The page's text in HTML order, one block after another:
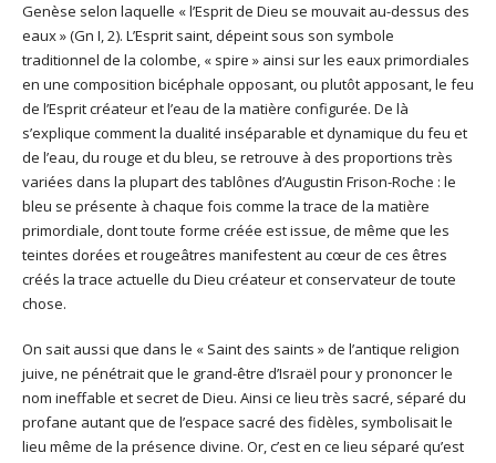
Genèse selon laquelle « l’Esprit de Dieu se mouvait au-dessus des
eaux » (Gn I, 2). L’Esprit saint, dépeint sous son symbole
traditionnel de la colombe, « spire » ainsi sur les eaux primordiales
en une composition bicéphale opposant, ou plutôt apposant, le feu
de l’Esprit créateur et l’eau de la matière configurée. De là
s’explique comment la dualité inséparable et dynamique du feu et
de l’eau, du rouge et du bleu, se retrouve à des proportions très
variées dans la plupart des tablônes d’Augustin Frison-Roche : le
bleu se présente à chaque fois comme la trace de la matière
primordiale, dont toute forme créée est issue, de même que les
teintes dorées et rougeâtres manifestent au cœur de ces êtres
créés la trace actuelle du Dieu créateur et conservateur de toute
chose.
On sait aussi que dans le « Saint des saints » de l’antique religion
juive, ne pénétrait que le grand-être d’Israël pour y prononcer le
nom ineffable et secret de Dieu. Ainsi ce lieu très sacré, séparé du
profane autant que de l’espace sacré des fidèles, symbolisait le
lieu même de la présence divine. Or, c’est en ce lieu séparé qu’est